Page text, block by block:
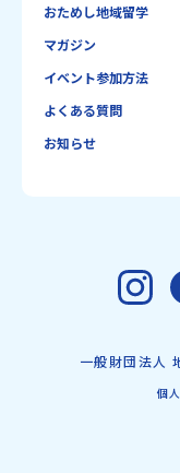
おためし地域留学
マガジン
イベント参加方法
よくある質問
お知らせ
一般財団法人
個